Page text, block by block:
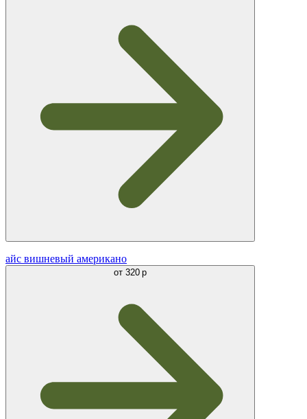
айс вишневый американо
от 320 р